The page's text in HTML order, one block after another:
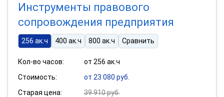
Инструменты правового
сопровождения предприятия
256 ак.ч 400 ак.ч 800 ак.ч Сравнить
Кол-во часов:
от 256 ак.ч
Стоимость:
от 23 080 руб.
Старая цена:
39 910 руб.